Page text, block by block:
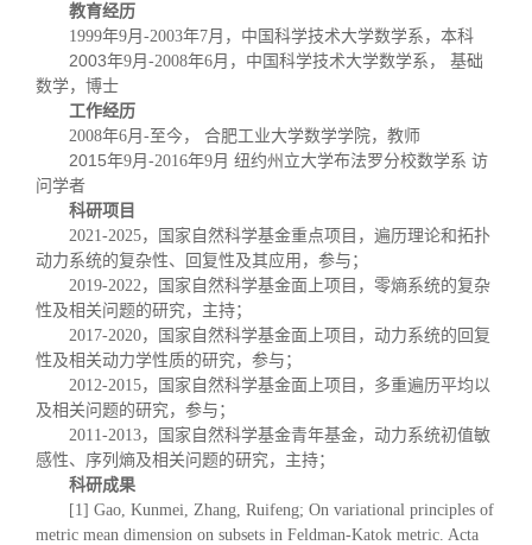
教育经历
1999年9月 -2003年7月，中国科学技术大学数学系，本科
2003年9月 -2008年6月，中国科学技术大学数学系， 基础
数学，博士
工作经历
2008年6月 -至今， 合肥工业大学数学学院，教师
2015年9月 -2016年9月 纽约州立大学布法罗分校数学系 访
问学者
科研项目
2021-2025，国家自然科学基金重点项目，遍历理论和拓扑
动力系统的复杂性、回复性及其应用，参与；
2019-2022，国家自然科学基金面上项目，零熵系统的复杂
性及相关问题的研究，主持；
2017-2020，国家自然科学基金面上项目，动力系统的回复
性及相关动力学性质的研究，参与；
2012-2015，国家自然科学基金面上项目，多重遍历平均以
及相关问题的研究，参与；
2011-2013，国家自然科学基金青年基金，动力系统初值敏
感性、序列熵及相关问题的研究，主持；
科研成果
[1] Gao, Kunmei, Zhang, Ruifeng; On variational principles of
metric mean dimension on subsets in Feldman-Katok metric. Acta